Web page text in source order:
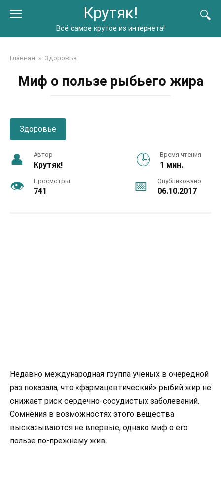
Крутяк!
Всё самое крутое из интернета!
Главная » Здоровье
Миф о пользе рыбьего жира
Здоровье
Автор
Крутяк!
Время чтения
1 мин.
Просмотры
741
Опубликовано
06.10.2017
Недавно международная группа ученых в очередной
раз показала, что «фармацевтический» рыбий жир не
снижает риск сердечно-сосудистых заболеваний.
Сомнения в возможностях этого вещества
высказываются не впервые, однако миф о его
пользе по-прежнему жив.